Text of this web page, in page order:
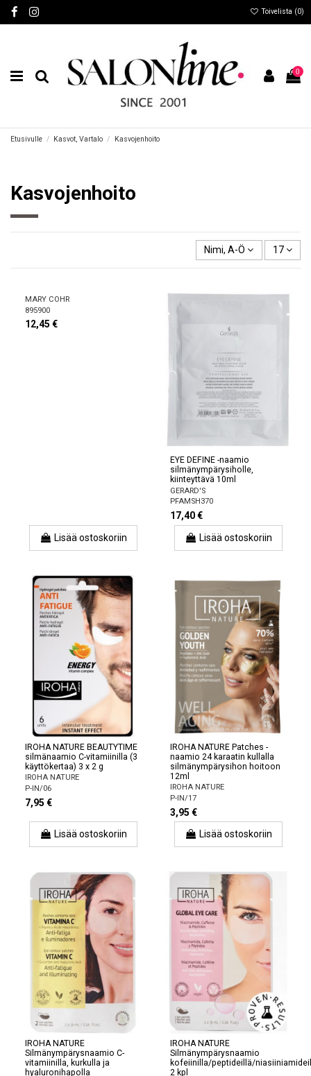
Toivelista (0)
0
Etusivulle Kasvot, Vartalo Kasvojenhoito
Kasvojenhoito
Nimi, A-Ö 17
MARY COHR
895900
12,45 €
Lisää ostoskoriin
EYE DEFINE -naamio
silmänympärysiholle,
kiinteyttävä 10ml
GERARD'S
PFAMSH370
17,40 €
Lisää ostoskoriin
IROHA NATURE BEAUTYTIME
silmänaamio C-vitamiinilla (3
käyttökertaa) 3 x 2 g
IROHA NATURE
P-IN/06
7,95 €
Lisää ostoskoriin
IROHA NATURE Patches -
naamio 24 karaatin kullalla
silmänympärysihon hoitoon
12ml
IROHA NATURE
P-IN/17
3,95 €
Lisää ostoskoriin
IROHA NATURE
Silmänympärysnaamio C-
vitamiinilla, kurkulla ja
hyaluronihapolla
IROHA NATURE
Silmänympärysnaamio
kofeiinilla/peptideillä/
2 kpl